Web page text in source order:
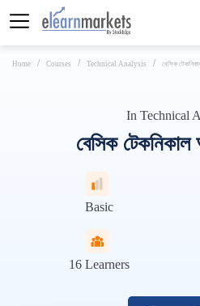
Home Courses Technical Analysis বেসিক
In Technical
বেসিক টেকনিকাল
Basic
16Learners